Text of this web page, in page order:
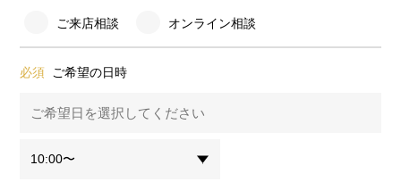
ご来店相談 オンライン相談
必須 ご希望の日時